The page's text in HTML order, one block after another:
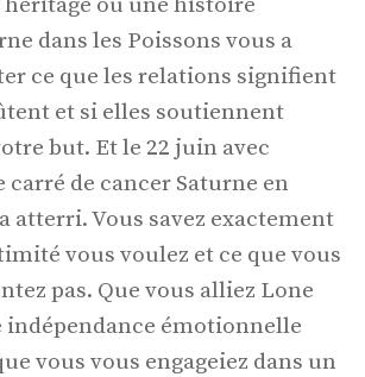
dans les Poissons vous a
ce que les relations signifient
et si elles soutiennent
but. Et le 22 juin avec
carré de cancer Saturne en
atterri. Vous savez exactement
vous voulez et ce que vous
pas. Que vous alliez Lone
indépendance émotionnelle
vous vous engageiez dans un